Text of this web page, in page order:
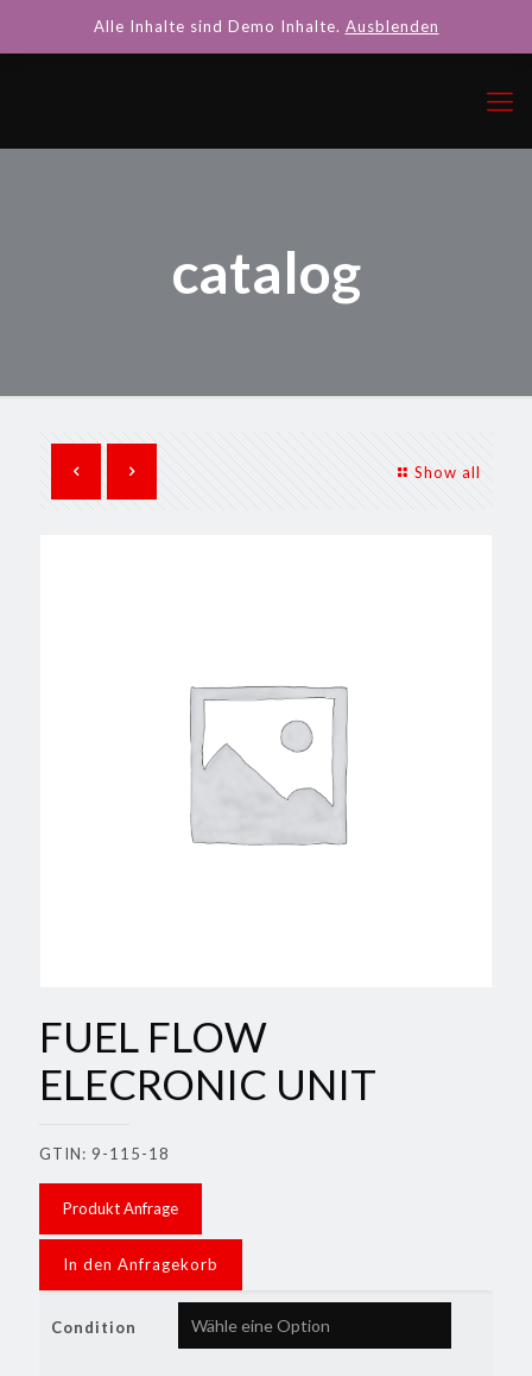
catalog
Show all
FUEL FLOW
ELECRONIC UNIT
GTIN: 9-115-18
Produkt Anfrage
In den Anfragekorb
Condition
Alle Inhalte sind Demo Inhalte. Ausblenden